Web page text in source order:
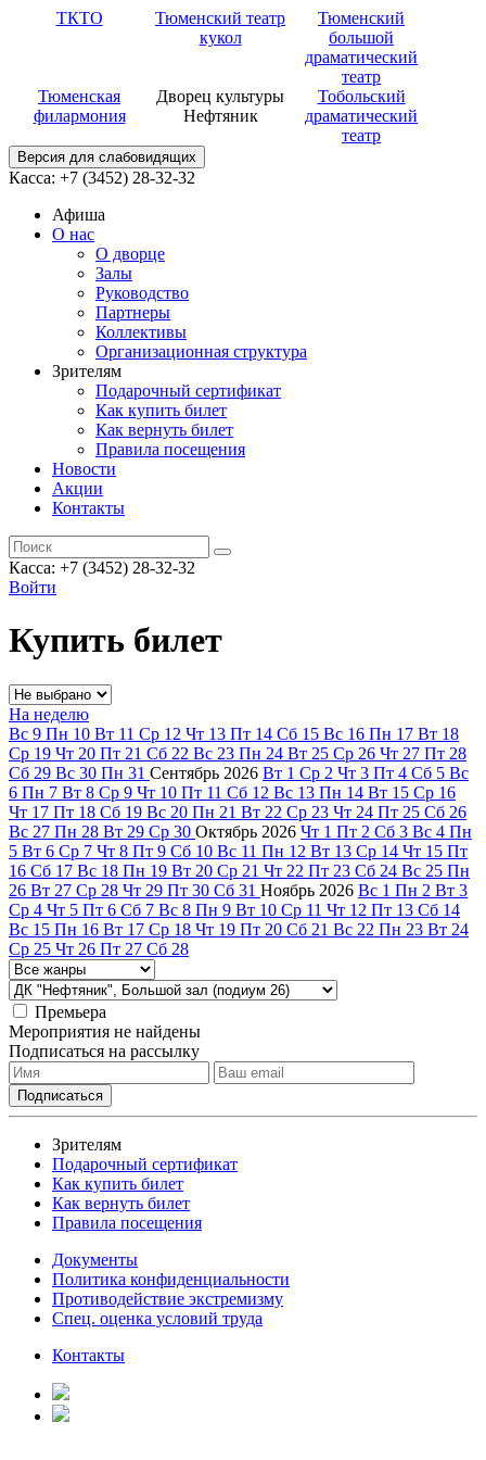
ТКТО
Тюменский театр
кукол
Тюменский
большой
драматический
театр
Тюменская
филармония
Дворец культуры
Нефтяник
Тобольский
драматический
театр
Версия для слабовидящих
Касса: +7 (3452) 28-32-32
Афиша
О нас
О дворце
Залы
Руководство
Партнеры
Коллективы
Организационная структура
Зрителям
Подарочный сертификат
Как купить билет
Как вернуть билет
Правила посещения
Новости
Акции
Контакты
Касса: +7 (3452) 28-32-32
Войти
Купить билет
На неделю
Вс 9 Пн 10 Вт 11 Ср 12 Чт 13 Пт 14 Сб 15 Вс 16 Пн 17 Вт 18
Ср 19 Чт 20 Пт 21 Сб 22 Вс 23 Пн 24 Вт 25 Ср 26 Чт 27 Пт 28
Сб 29 Вс 30 Пн 31 Сентябрь 2026 Вт 1 Ср 2 Чт 3 Пт 4 Сб 5 Вс
6 Пн 7 Вт 8 Ср 9 Чт 10 Пт 11 Сб 12 Вс 13 Пн 14 Вт 15 Ср 16
Чт 17 Пт 18 Сб 19 Вс 20 Пн 21 Вт 22 Ср 23 Чт 24 Пт 25 Сб 26
Вс 27 Пн 28 Вт 29 Ср 30 Октябрь 2026 Чт 1 Пт 2 Сб 3 Вс 4 Пн
5 Вт 6 Ср 7 Чт 8 Пт 9 Сб 10 Вс 11 Пн 12 Вт 13 Ср 14 Чт 15 Пт
16 Сб 17 Вс 18 Пн 19 Вт 20 Ср 21 Чт 22 Пт 23 Сб 24 Вс 25 Пн
26 Вт 27 Ср 28 Чт 29 Пт 30 Сб 31 Ноябрь 2026 Вс 1 Пн 2 Вт 3
Ср 4 Чт 5 Пт 6 Сб 7 Вс 8 Пн 9 Вт 10 Ср 11 Чт 12 Пт 13 Сб 14
Вс 15 Пн 16 Вт 17 Ср 18 Чт 19 Пт 20 Сб 21 Вс 22 Пн 23 Вт 24
Ср 25 Чт 26 Пт 27 Сб 28
Премьера
Мероприятия не найдены
Подписаться на рассылку
Зрителям
Подарочный сертификат
Как купить билет
Как вернуть билет
Правила посещения
Документы
Политика конфиденциальности
Противодействие экстремизму
Спец. оценка условий труда
Контакты